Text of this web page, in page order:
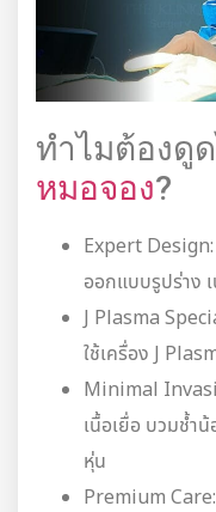
ทำไมต้องดู
หมอจอง?
Expert
ออกแบบรูปร่าง
J Plasma
ใช้เครื่อง J
Minimal
เนื้อเยื่อ บวมช้ำ
หุ่น
Premium